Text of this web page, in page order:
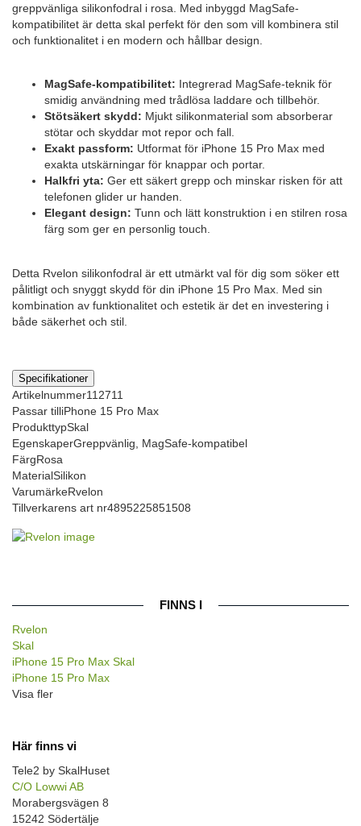
greppvänliga silikonfodral i rosa. Med inbyggd MagSafe-
kompatibilitet är detta skal perfekt för den som vill kombinera stil
och funktionalitet i en modern och hållbar design.
MagSafe-kompatibilitet: Integrerad MagSafe-teknik för
smidig användning med trådlösa laddare och tillbehör.
Stötsäkert skydd: Mjukt silikonmaterial som absorberar
stötar och skyddar mot repor och fall.
Exakt passform: Utformat för iPhone 15 Pro Max med
exakta utskärningar för knappar och portar.
Halkfri yta: Ger ett säkert grepp och minskar risken för att
telefonen glider ur handen.
Elegant design: Tunn och lätt konstruktion i en stilren rosa
färg som ger en personlig touch.
Detta Rvelon silikonfodral är ett utmärkt val för dig som söker ett
pålitligt och snyggt skydd för din iPhone 15 Pro Max. Med sin
kombination av funktionalitet och estetik är det en investering i
både säkerhet och stil.
Specifikationer
Artikelnummer112711
Passar tilliPhone 15 Pro Max
ProdukttypSkal
EgenskaperGreppvänlig, MagSafe-kompatibel
FärgRosa
MaterialSilikon
VarumärkeRvelon
Tillverkarens art nr4895225851508
FINNS I
Rvelon
Skal
iPhone 15 Pro Max Skal
iPhone 15 Pro Max
Visa fler
Här finns vi
Tele2 by SkalHuset
C/O Lowwi AB
Morabergsvägen 8
15242 Södertälje